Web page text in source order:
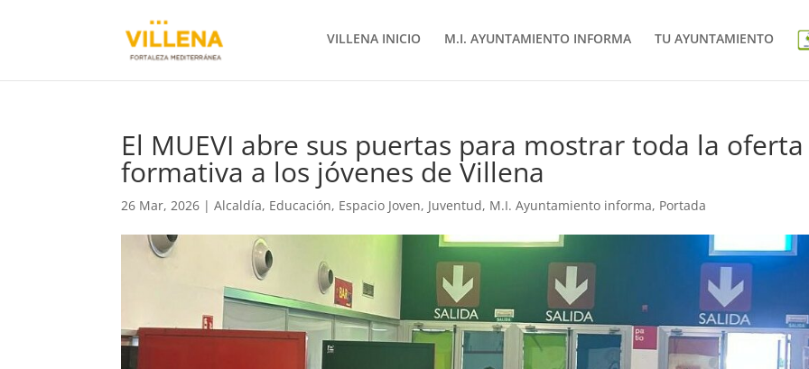
VILLENA INICIO M.I. AYUNTAMIENTO INFORMA TU AYUNTAMIENTO
El MUEVI abre sus puertas para mostrar toda la oferta
formativa a los jóvenes de Villena
26 Mar, 2026 |Alcaldía, Educación, Espacio Joven, Juventud, M.I. Ayuntamiento informa, Portada